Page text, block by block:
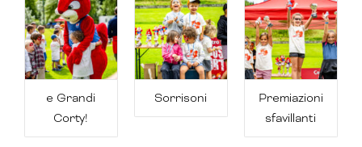
e Grandi
Corty!
Sorrisoni
Premiazioni
sfavillanti